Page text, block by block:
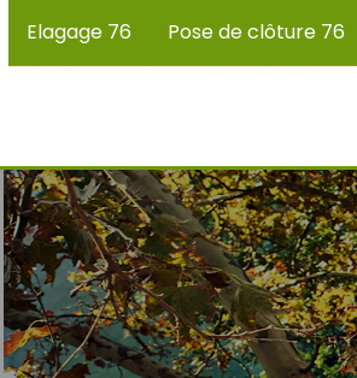
Elagage 76 Pose de clôture 76